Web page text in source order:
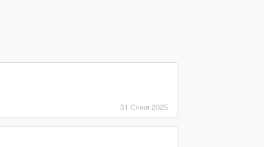
31 Січня 2025